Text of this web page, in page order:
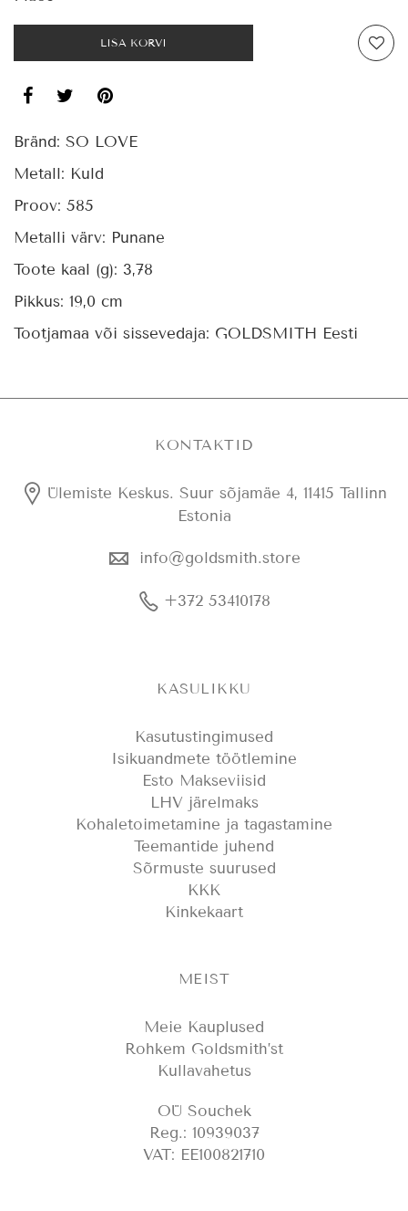
LISA KORVI
Bränd: SO LOVE
Metall: Kuld
Proov: 585
Metalli värv: Punane
Toote kaal (g): 3,78
Pikkus: 19,0 cm
Tootjamaa või sissevedaja: GOLDSMITH Eesti
KONTAKTID
Ülemiste Keskus. Suur sõjamäe 4, 11415 Tallinn
Estonia
info@goldsmith.store
+372 53410178
KASULIKKU
Kasutustingimused
Isikuandmete töötlemine
Esto Makseviisid
LHV järelmaks
Kohaletoimetamine ja tagastamine
Teemantide juhend
Sõrmuste suurused
KKK
Kinkekaart
MEIST
Meie Kauplused
Rohkem Goldsmith’st
Kullavahetus
OÜ Souchek
Reg.: 10939037
VAT: EE100821710